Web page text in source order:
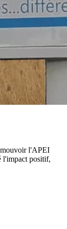
l'APEI
l'impact positif,